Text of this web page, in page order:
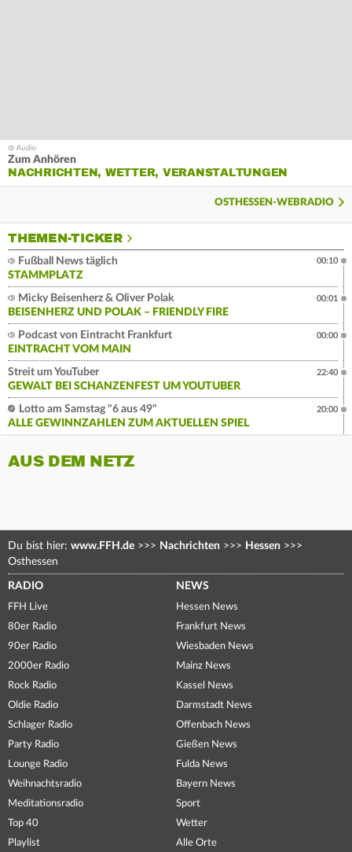
Zum Anhören
NACHRICHTEN, WETTER, VERANSTALTUNGEN
OSTHESSEN-WEBRADIO
THEMEN-TICKER
Fußball News täglich
STAMMPLATZ
00:10
Micky Beisenherz & Oliver Polak
BEISENHERZ UND POLAK – FRIENDLY FIRE
00:01
Podcast von Eintracht Frankfurt
EINTRACHT VOM MAIN
00:00
Streit um YouTuber
GEWALT BEI SCHANZENFEST UM YOUTUBER
22:40
Lotto am Samstag "6 aus 49"
ALLE GEWINNZAHLEN ZUM AKTUELLEN SPIEL
20:00
AUS DEM NETZ
Du bist hier: www.FFH.de >>> Nachrichten >>> Hessen >>>
Osthessen
RADIO
FFH Live
80er Radio
90er Radio
2000er Radio
Rock Radio
Oldie Radio
Schlager Radio
Party Radio
Lounge Radio
Weihnachtsradio
Meditationsradio
Top 40
Playlist
NEWS
Hessen News
Frankfurt News
Wiesbaden News
Mainz News
Kassel News
Darmstadt News
Offenbach News
Gießen News
Fulda News
Bayern News
Sport
Wetter
Alle Orte